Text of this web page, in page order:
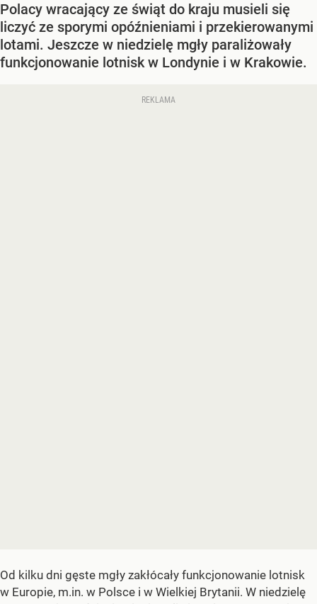
Polacy wracający ze świąt do kraju musieli się
liczyć ze sporymi opóźnieniami i przekierowanymi
lotami. Jeszcze w niedzielę mgły paraliżowały
funkcjonowanie lotnisk w Londynie i w Krakowie.
Od kilku dni gęste mgły zakłócały funkcjonowanie lotnisk
w Europie, m.in. w Polsce i w Wielkiej Brytanii. W niedzielę